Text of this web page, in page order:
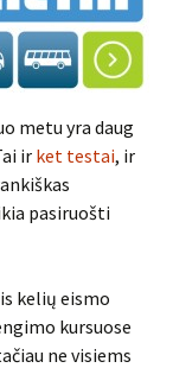
metu yra daug
ir ket testai, ir
pasiruošti
kelių eismo
kursuose
ne visiems